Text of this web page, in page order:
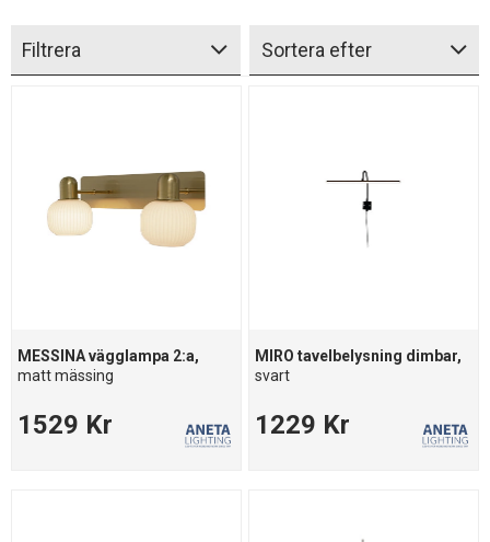
Filtrera Sortera efter
MESSINA vägglampa 2:a,
matt mässing
1529 Kr
MIRO tavelbelysning dimbar,
svart
1229 Kr